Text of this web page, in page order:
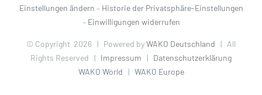
Einstellungen ändern – Historie der Privatsphäre-Einstellungen
– Einwilligungen widerrufen
© Copyright 2026 | Powered byWAKO Deutschland | All
Rights Reserved | Impressum | Datenschutzerklärung
WAKO World | WAKO Europe